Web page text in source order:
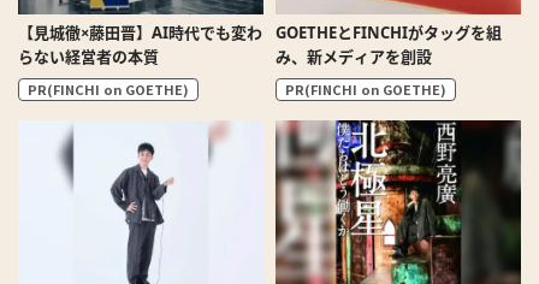
【見城徹×藤田晋】AI時代でも変わ
らない経営者の本質
PR(FINCHI on GOETHE)
GOETHEとFINCHIがタッグを組
み、新メディアを創設
PR(FINCHI on GOETHE)